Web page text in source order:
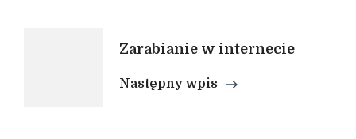
Zarabianie w internecie
Następny wpis